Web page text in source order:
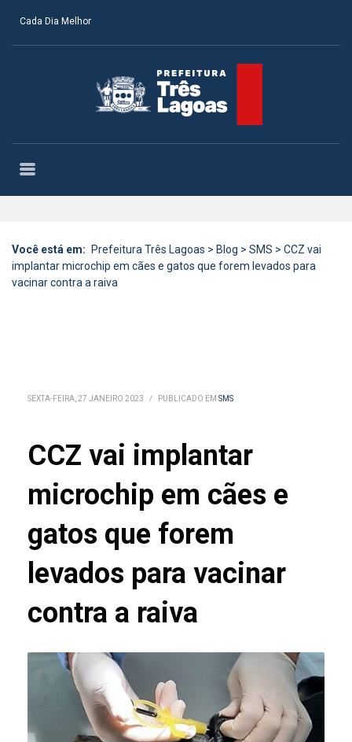
Cada Dia Melhor
Você está em: Prefeitura Três Lagoas > Blog > SMS > CCZ vai
implantar microchip em cães e gatos que forem levados para
vacinar contra a raiva
SEXTA-FEIRA, 27 JANEIRO 2023 / PUBLICADO EM SMS
CCZ vai implantar
microchip em cães e
gatos que forem
levados para vacinar
contra a raiva